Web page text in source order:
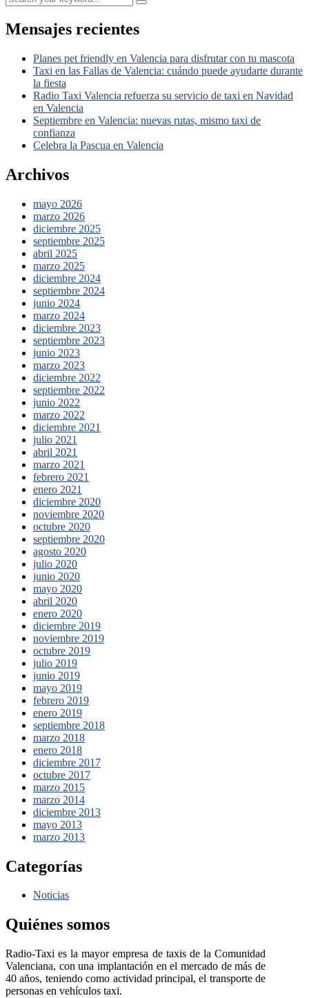
Mensajes recientes
Planes pet friendly en Valencia para disfrutar con tu mascota
Taxi en las Fallas de Valencia: cuándo puede ayudarte durante
la fiesta
Radio Taxi Valencia refuerza su servicio de taxi en Navidad
en Valencia
Septiembre en Valencia: nuevas rutas, mismo taxi de
confianza
Celebra la Pascua en Valencia
Archivos
mayo 2026
marzo 2026
diciembre 2025
septiembre 2025
abril 2025
marzo 2025
diciembre 2024
septiembre 2024
junio 2024
marzo 2024
diciembre 2023
septiembre 2023
junio 2023
marzo 2023
diciembre 2022
septiembre 2022
junio 2022
marzo 2022
diciembre 2021
julio 2021
abril 2021
marzo 2021
febrero 2021
enero 2021
diciembre 2020
noviembre 2020
octubre 2020
septiembre 2020
agosto 2020
julio 2020
junio 2020
mayo 2020
abril 2020
enero 2020
diciembre 2019
noviembre 2019
octubre 2019
julio 2019
junio 2019
mayo 2019
febrero 2019
enero 2019
septiembre 2018
marzo 2018
enero 2018
diciembre 2017
octubre 2017
marzo 2015
marzo 2014
diciembre 2013
mayo 2013
marzo 2013
Categorías
Noticias
Quiénes somos
Radio-Taxi es la mayor empresa de taxis de la Comunidad
Valenciana, con una implantación en el mercado de más de
40 años, teniendo como actividad principal, el transporte de
personas en vehículos taxi.